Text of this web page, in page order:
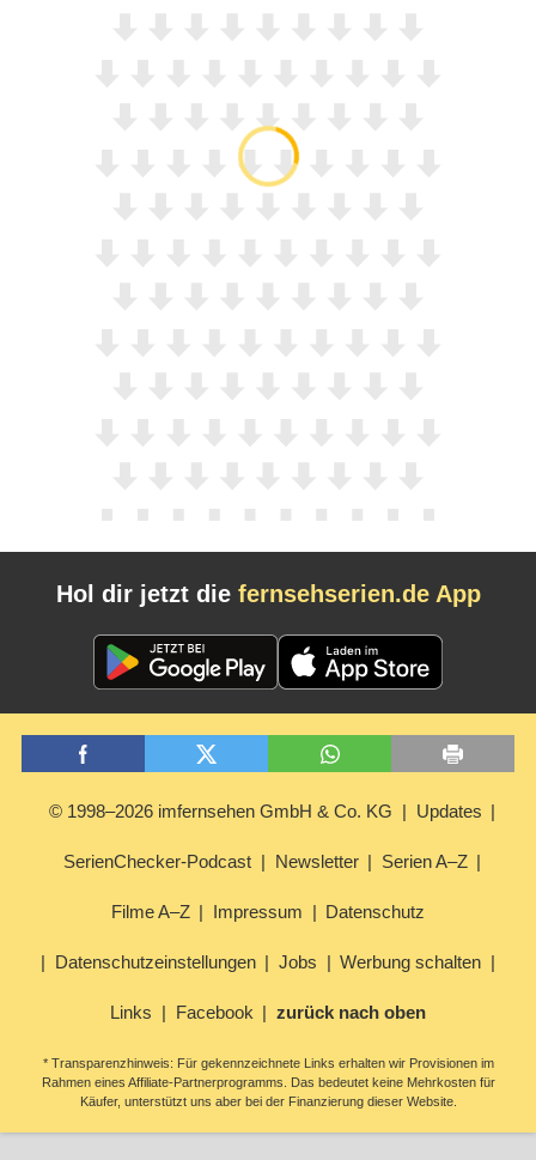
Hol dir jetzt die fernsehserien.de App
© 1998–2026 imfernsehen GmbH & Co. KG Updates
SerienChecker-Podcast Newsletter Serien A–Z
Filme A–Z Impressum Datenschutz
Datenschutzeinstellungen Jobs Werbung schalten
Links Facebook zurück nach oben
* Transparenzhinweis: Für gekennzeichnete Links erhalten wir Provisionen im
Rahmen eines Affiliate-Partnerprogramms. Das bedeutet keine Mehrkosten für
Käufer, unterstützt uns aber bei der Finanzierung dieser Website.